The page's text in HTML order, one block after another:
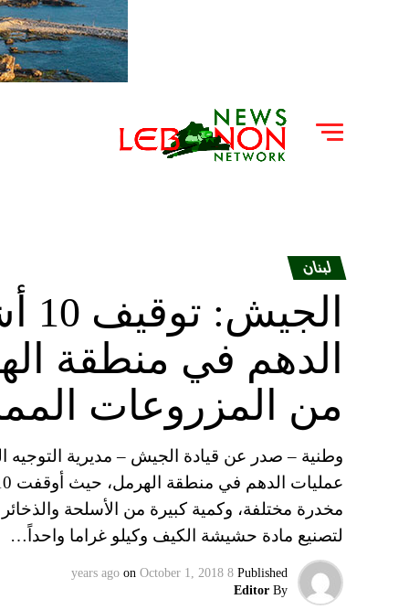
لبنان
من المزروعات
وطنية – صدر عن قيادة الجيش – مديرية التوجيه
لتصنيع مادة حشيشة الكيف وكيلو غراما واحداً…
Published
8 years ago
on October 1, 2018
By
Editor